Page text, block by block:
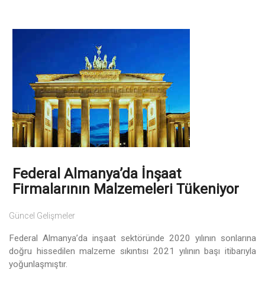
Federal Almanya’da İnşaat
Firmalarının Malzemeleri Tükeniyor
Güncel Gelişmeler
Federal Almanya’da inşaat sektöründe 2020 yılının sonlarına
doğru hissedilen malzeme sıkıntısı 2021 yılının başı itibarıyla
yoğunlaşmıştır.